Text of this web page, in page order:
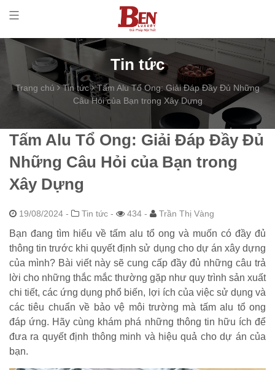
Tin tức
Trang chủ Tin tức
Tấm Alu Tổ Ong: Giải Đáp Đầy Đủ Những
Câu Hỏi của Bạn trong Xây Dựng
Tấm Alu Tổ Ong: Giải Đáp Đầy Đủ
Những Câu Hỏi của Bạn trong
Xây Dựng
19/08/2024 - Tin tức - 434 - Trần Thị Vàng
Bạn đang tìm hiểu về tấm alu tổ ong và muốn có đầy đủ
thông tin trước khi quyết định sử dụng cho dự án xây dựng
của mình? Bài viết này sẽ cung cấp đầy đủ những câu trả
lời cho những thắc mắc thường gặp như quy trình sản xuất
chi tiết, các ứng dụng phổ biến, lợi ích của việc sử dụng và
các tiêu chuẩn về bảo vệ môi trường mà tấm alu tổ ong
đáp ứng. Hãy cùng khám phá những thông tin hữu ích để
đưa ra quyết định thông minh và hiệu quả cho dự án của
bạn.